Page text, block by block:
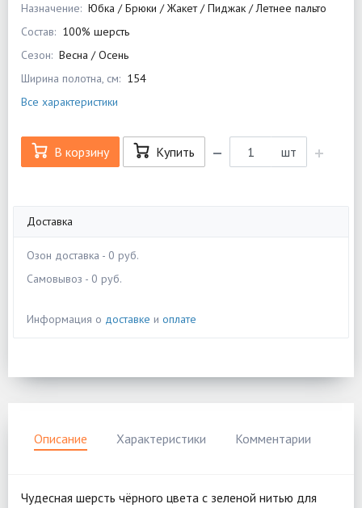
Назначение: Юбка / Брюки / Жакет / Пиджак / Летнее пальто
Состав: 100% шерсть
Сезон: Весна / Осень
Ширина полотна, см: 154
Все характеристики
В корзину Купить шт
Доставка
Озон доставка - 0 руб.
Самовывоз - 0 руб.
Информация о доставке и оплате
Описание Характеристики Комментарии
Чудесная шерсть чёрного цвета с зеленой нитью для